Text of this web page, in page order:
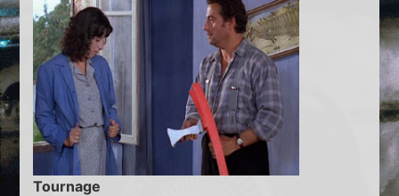
Tournage